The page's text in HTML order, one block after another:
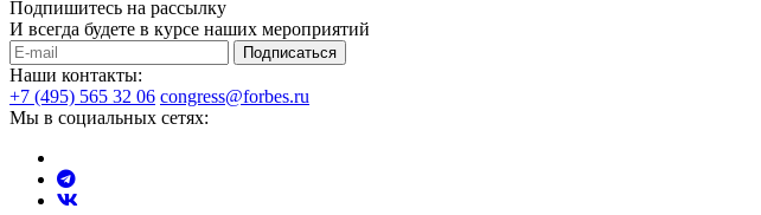
Подпишитесь на рассылку
И всегда будете в курсе наших мероприятий
Подписаться
Наши контакты:
+7 (495) 565 32 06 congress@forbes.ru
Мы в социальных сетях: